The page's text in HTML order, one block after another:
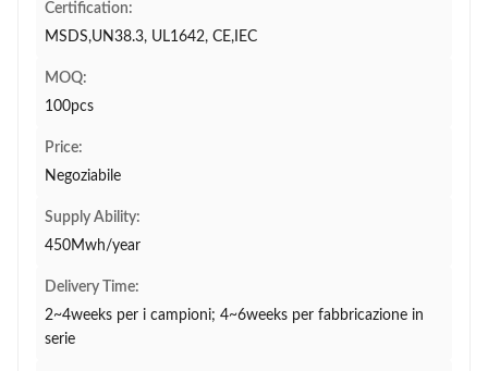
Certification:
MSDS,UN38.3, UL1642, CE,IEC
MOQ:
100pcs
Price:
Negoziabile
Supply Ability:
450Mwh/year
Delivery Time:
2~4weeks per i campioni; 4~6weeks per fabbricazione in
serie